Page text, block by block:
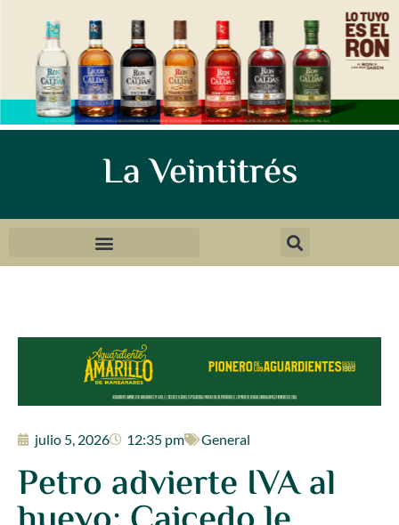
La Veintitrés
julio 5, 2026 12:35 pm General
Petro advierte IVA al